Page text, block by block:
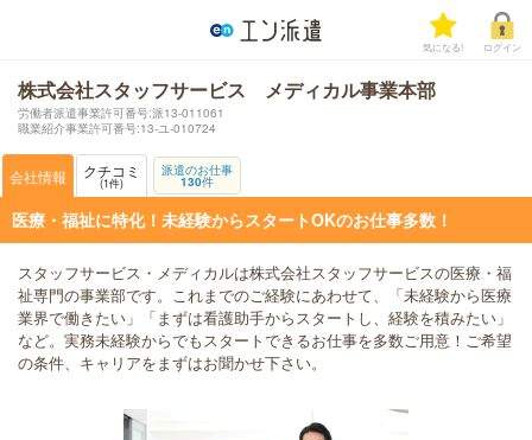
気になる! ログイン
株式会社スタッフサービス メディカル事業本部
労働者派遣事業許可番号:派13-011061
職業紹介事業許可番号:13-ユ-010724
会社情報 クチコミ
1件
派遣のお仕事
130件
医療・福祉に特化！未経験からスタートOKのお仕事多数！
スタッフサービス・メディカルは株式会社スタッフサービスの医療・福
祉専門の事業部です。これまでのご経験にあわせて、「未経験から医療
業界で働きたい」「まずは看護助手からスタートし、経験を積みたい」
など。実務未経験からでもスタートできるお仕事を多数ご用意！ご希望
の条件、キャリアをまずはお聞かせ下さい。